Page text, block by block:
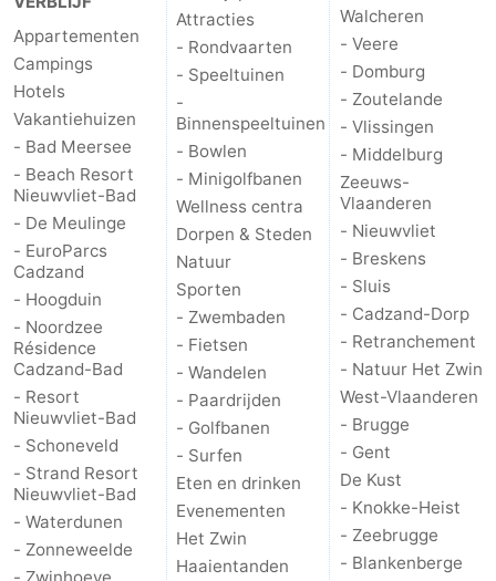
Appartementen
Campings
Hotels
Vakantiehuizen
- Bad Meersee
- Beach Resort
Nieuwvliet-Bad
- De Meulinge
- EuroParcs
Cadzand
- Hoogduin
- Noordzee
Résidence
Cadzand-Bad
- Resort
Nieuwvliet-Bad
- Schoneveld
- Strand Resort
Nieuwvliet-Bad
- Waterdunen
- Zonneweelde
Attracties
- Rondvaarten
- Speeltuinen
-
Binnenspeeltuinen
- Bowlen
- Minigolfbanen
Wellness centra
Dorpen & Steden
Natuur
Sporten
- Zwembaden
- Fietsen
- Wandelen
- Paardrijden
- Golfbanen
- Surfen
Eten en drinken
Evenementen
Het Zwin
Haaientanden
Walcheren
- Veere
- Domburg
- Zoutelande
- Vlissingen
- Middelburg
Zeeuws-
Vlaanderen
- Nieuwvliet
- Breskens
- Sluis
- Cadzand-Dorp
- Retranchement
- Natuur Het Zwin
West-Vlaanderen
- Brugge
- Gent
De Kust
- Knokke-Heist
- Zeebrugge
- Blankenberge